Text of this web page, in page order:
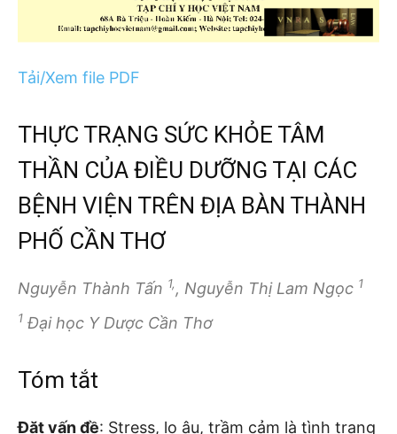
Tải/Xem file PDF
THỰC TRẠNG SỨC KHỎE TÂM
THẦN CỦA ĐIỀU DƯỠNG TẠI CÁC
BỆNH VIỆN TRÊN ĐỊA BÀN THÀNH
PHỐ CẦN THƠ
Nguyễn Thành Tấn 1,, Nguyễn Thị Lam Ngọc 1
1 Đại học Y Dược Cần Thơ
Tóm tắt
Đặt vấn đề: Stress, lo âu, trầm cảm là tình trạng